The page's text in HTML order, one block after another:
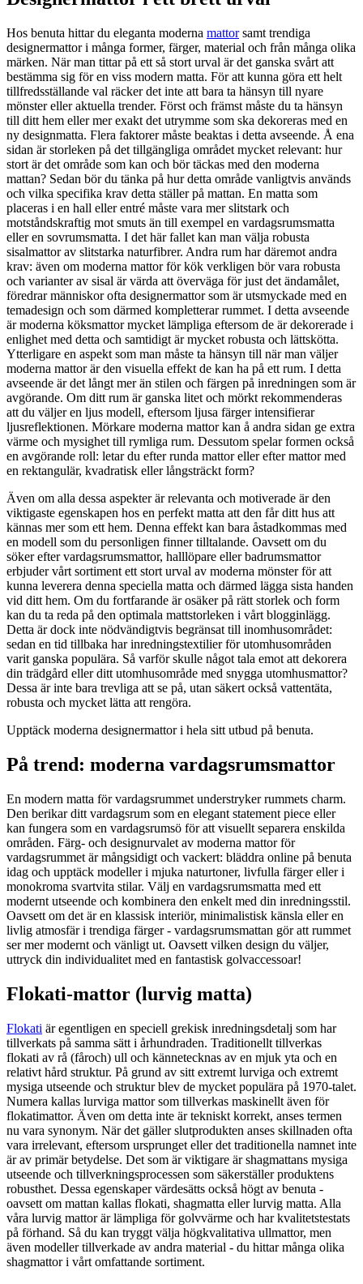
Hos benuta hittar du eleganta moderna mattorsamt trendiga
designermattor i många former, färger, material och från många olika
märken. När man tittar på ett så stort urval är det ganska svårt att
bestämma sig för en viss modern matta. För att kunna göra ett helt
tillfredsställande val räcker det inte att bara ta hänsyn till nyare
mönster eller aktuella trender. Först och främst måste du ta hänsyn
till ditt hem eller mer exakt det utrymme som ska dekoreras med en
ny designmatta. Flera faktorer måste beaktas i detta avseende. Å ena
sidan är storleken på det tillgängliga området mycket relevant: hur
stort är det område som kan och bör täckas med den moderna
mattan? Sedan bör du tänka på hur detta område vanligtvis används
och vilka specifika krav detta ställer på mattan. En matta som
placeras i en hall eller entré måste vara mer slitstark och
motståndskraftig mot smuts än till exempel en vardagsrumsmatta
eller en sovrumsmatta. I det här fallet kan man välja robusta
sisalmattor av slitstarka naturfibrer. Andra rum har däremot andra
krav: även om moderna mattor för kök verkligen bör vara robusta
och varianter av sisal är värda att överväga för just det ändamålet,
föredrar människor ofta designermattor som är utsmyckade med en
temadesign och som därmed kompletterar rummet. I detta avseende
är moderna köksmattor mycket lämpliga eftersom de är dekorerade i
enlighet med detta och samtidigt är mycket robusta och lättskötta.
Ytterligare en aspekt som man måste ta hänsyn till när man väljer
moderna mattor är den visuella effekt de kan ha på ett rum. I detta
avseende är det långt mer än stilen och färgen på inredningen som är
avgörande. Om ditt rum är ganska litet och mörkt rekommenderas
att du väljer en ljus modell, eftersom ljusa färger intensifierar
ljusreflektionen. Mörkare moderna mattor kan å andra sidan ge extra
värme och mysighet till rymliga rum. Dessutom spelar formen också
en avgörande roll: letar du efter runda mattor eller efter mattor med
en rektangulär, kvadratisk eller långsträckt form?
Även om alla dessa aspekter är relevanta och motiverade är den
viktigaste egenskapen hos en perfekt matta att den får ditt hus att
kännas mer som ett hem. Denna effekt kan bara åstadkommas med
en modell som du personligen finner tilltalande. Oavsett om du
söker efter vardagsrumsmattor, halllöpare eller badrumsmattor
erbjuder vårt sortiment ett stort urval av moderna mönster för att
kunna leverera denna speciella matta och därmed lägga sista handen
vid ditt hem. Om du fortfarande är osäker på rätt storlek och form
kan du ta reda på den optimala mattstorleken i vårt blogginlägg.
Detta är dock inte nödvändigtvis begränsat till inomhusområdet:
sedan en tid tillbaka har inredningstextilier för utomhusområden
varit ganska populära. Så varför skulle något tala emot att dekorera
din trädgård eller ditt utomhusområde med snygga utomhusmattor?
Dessa är inte bara trevliga att se på, utan säkert också vattentäta,
robusta och mycket lätta att rengöra.
Upptäck moderna designermattor i hela sitt utbud på benuta.
På trend: moderna vardagsrumsmattor
En modern matta för vardagsrummet understryker rummets charm.
Den berikar ditt vardagsrum som en elegant statement piece eller
kan fungera som en vardagsrumsö för att visuellt separera enskilda
områden. Färg- och designurvalet av moderna mattor för
vardagsrummet är mångsidigt och vackert: bläddra online på benuta
idag och upptäck modeller i mjuka naturtoner, livfulla färger eller i
monokroma svartvita stilar. Välj en vardagsrumsmatta med ett
modernt utseende och kombinera den enkelt med din inredningsstil.
Oavsett om det är en klassisk interiör, minimalistisk känsla eller en
livlig atmosfär i trendiga färger - vardagsrumsmattan gör att rummet
ser mer modernt och vänligt ut. Oavsett vilken design du väljer,
uttryck din individualitet med en fantastisk golvaccessoar!
Flokati-mattor (lurvig matta)
Flokati är egentligen en speciell grekisk inredningsdetalj som har
tillverkats på samma sätt i århundraden. Traditionellt tillverkas
flokati av rå (fåroch) ull och kännetecknas av en mjuk yta och en
relativt hård struktur. På grund av sitt extremt lurviga och extremt
mysiga utseende och struktur blev de mycket populära på 1970-talet.
Numera kallas lurviga mattor som tillverkas maskinellt även för
flokatimattor. Även om detta inte är tekniskt korrekt, anses termen
nu vara synonym. När det gäller slutprodukten anses skillnaden ofta
vara irrelevant, eftersom ursprunget eller det traditionella namnet inte
är av primär betydelse. Det som är viktigare är shagmattans mysiga
utseende och tillverkningsprocessen som säkerställer produktens
robusthet. Dessa egenskaper värdesätts också högt av benuta -
oavsett om mattan kallas flokati, shagmatta eller lurvig matta. Alla
våra lurvig mattor är lämpliga för golvvärme och har kvalitetstestats
på förhand. Så du kan tryggt välja högkvalitativa ullmattor, men
även modeller tillverkade av andra material - du hittar många olika
shagmattor i vårt omfattande sortiment.